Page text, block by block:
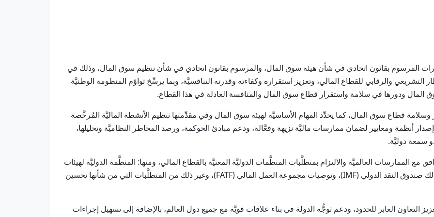
المرسوم بقانون اتحادي في شأن هيئة سوق المال، والمرسوم بقانون اتحادي في شأن تنظيم سوق المال، وذلك في
والرقابي للقطاع المالي، وتعزيز استقراره وكفاءته وقدرته التنافسيَّة، وبما يرسِّخ تواؤم المنظومة الوطنيَّة
المال ودورها في سلامة واستقرار قطاع سوق المال والمنافسة العادلة في هذا القطاع.
قطاع سوق المال، كما يحدِّد المهام الأساسيَّة لهيئة سوق المال وفي مقدِّمتها تنظيم الأنشطة الماليَّة المُرخَّصة
أنظمة ومعايير لضمان ممارسات ماليَّة نزيهة وفعَّالة، ودعم مبادئ الحوكمة، ورصد المخاطر النظاميَّة وتحليلها،
سمعة دوليَّة.
الممارسات العالميَّة والالتزام بمتطلَّبات المنظَّمات الدوليَّة المعنيَّة بالقطاع المالي، ومنها: المنظَّمة الدوليَّة لهيئات
الأوراق الماليَّة (IOSCO)، والبنك الدولي (WB)، وكذلك صندوق النقد الدولي (IMF)، وتوصيات مجموعة العمل المالي (FATF)، وغير ذلك من المتطلَّبات التي من شأنها تحسين
العابر للحدود، ودعم توجُّه الدولة في بناء علاقات قويَّة مع جميع دول العالم، بالإضافة إلى تسهيل إجراءات